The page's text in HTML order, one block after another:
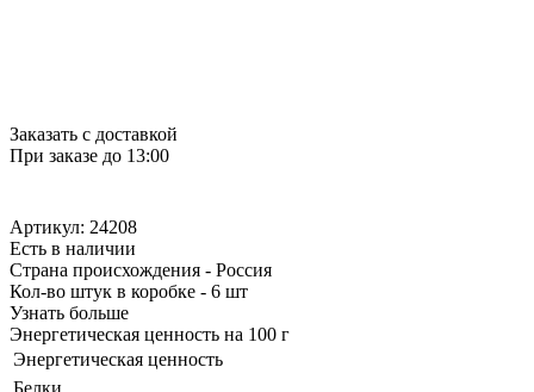
Заказать с доставкой
При заказе до 13:00
Артикул: 24208
Есть в наличии
Страна происхождения - Россия
Кол-во штук в коробке - 6 шт
Узнать больше
Энергетическая ценность на 100 г
Энергетическая ценность
Белки